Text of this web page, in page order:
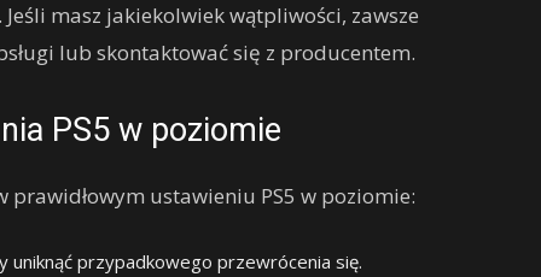
masz jakiekolwiek wątpliwości, zawsze
lub skontaktować się z producentem.
PS5 w poziomie
ustawieniu PS5 w poziomie:
uniknąć przypadkowego przewrócenia się.